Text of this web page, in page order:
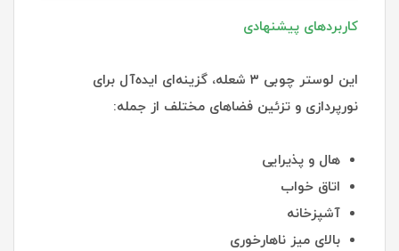
کاربردهای پیشنهادی
این لوستر چوبی ۳ شعله، گزینه‌ای ایده‌آل برای
نورپردازی و تزئین فضاهای مختلف از جمله:
هال و پذیرایی
اتاق خواب
آشپزخانه
بالای میز ناهارخوری